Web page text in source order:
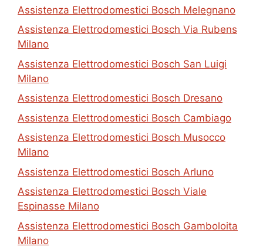
Assistenza Elettrodomestici Bosch Melegnano
Assistenza Elettrodomestici Bosch Via Rubens
Milano
Assistenza Elettrodomestici Bosch San Luigi
Milano
Assistenza Elettrodomestici Bosch Dresano
Assistenza Elettrodomestici Bosch Cambiago
Assistenza Elettrodomestici Bosch Musocco
Milano
Assistenza Elettrodomestici Bosch Arluno
Assistenza Elettrodomestici Bosch Viale
Espinasse Milano
Assistenza Elettrodomestici Bosch Gamboloita
Milano